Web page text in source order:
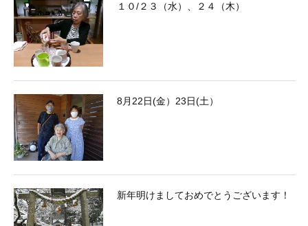
１０/２３（水）、２４（木）
8月22日(金）23日(土）
新年明けましておめでとうございます！